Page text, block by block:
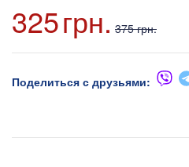
325грн. 375 грн.
Поделиться с друзьями: